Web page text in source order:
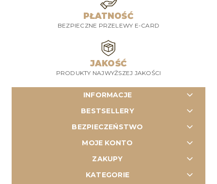
PŁATNOŚĆ
BEZPIECZNE PRZELEWY E-CARD
JAKOŚĆ
PRODUKTY NAJWYŻSZEJ JAKOŚCI
INFORMACJE
BESTSELLERY
BEZPIECZEŃSTWO
MOJE KONTO
ZAKUPY
KATEGORIE